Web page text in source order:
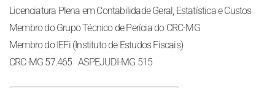
Licenciatura Plena em Contabilidade Geral, Estatística e Custos
Membro do Grupo Técnico de Perícia do CRC-MG
Membro do IEFi (Instituto de Estudos Fiscais)
CRC-MG 57.465 ASPEJUDI-MG 515